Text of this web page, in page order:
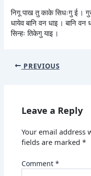
निगू पाख तु काके सिधःगु ई ।
धायेव बानि वन धाइ । बानि वन
सिन्हः तिकेगु याइ ।
PREVIOUS
Leave a Reply
Your email address
fields are marked*
Comment*